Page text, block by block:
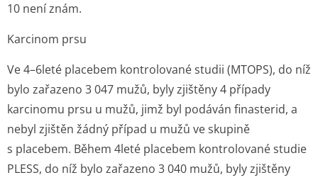
10 není znám.
Karcinom prsu
Ve 4–6leté placebem kontrolované studii (MTOPS), do níž
bylo zařazeno 3 047 mužů, byly zjištěny 4 případy
karcinomu prsu u mužů, jimž byl podáván finasterid, a
nebyl zjištěn žádný případ u mužů ve skupině
s placebem. Během 4leté placebem kontrolované studie
PLESS, do níž bylo zařazeno 3 040 mužů, byly zjištěny